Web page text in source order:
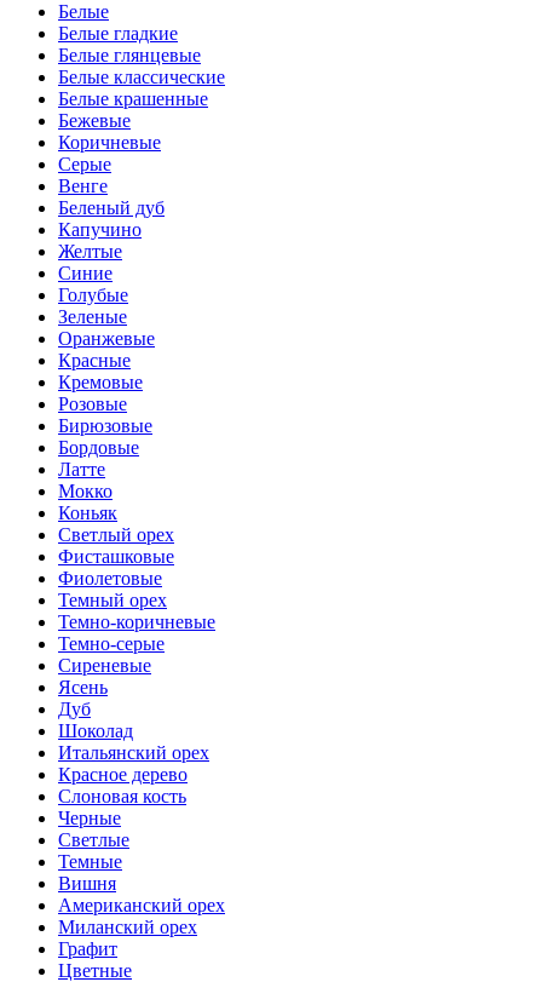
Белые
Белые гладкие
Белые глянцевые
Белые классические
Белые крашенные
Бежевые
Коричневые
Серые
Венге
Беленый дуб
Капучино
Желтые
Синие
Голубые
Зеленые
Оранжевые
Красные
Кремовые
Розовые
Бирюзовые
Бордовые
Латте
Мокко
Коньяк
Светлый орех
Фисташковые
Фиолетовые
Темный орех
Темно-коричневые
Темно-серые
Сиреневые
Ясень
Дуб
Шоколад
Итальянский орех
Красное дерево
Слоновая кость
Черные
Светлые
Темные
Вишня
Американский орех
Миланский орех
Графит
Цветные